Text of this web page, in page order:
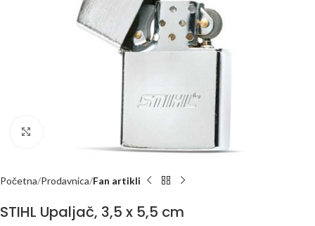
Kliknite za uvećanje
Početna Prodavnica Fan artikli
STIHL Upaljač, 3,5 x 5,5 cm